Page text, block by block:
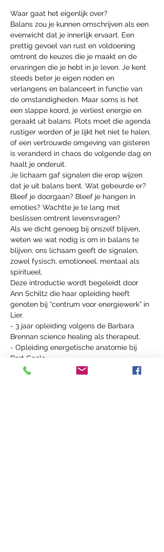
Waar gaat het eigenlijk over?
Balans zou je kunnen omschrijven als een
evenwicht dat je innerlijk ervaart. Een
prettig gevoel van rust en voldoening
omtrent de keuzes die je maakt en de
ervaringen die je hebt in je leven. Je kent
steeds beter je eigen noden en
verlangens en balanceert in functie van
de omstandigheden. Maar soms is het
een slappe koord, je verliest energie en
geraakt uit balans. Plots moet die agenda
rustiger worden of je lijkt het niet te halen,
of een vertrouwde omgeving van gisteren
is veranderd in chaos de volgende dag en
haalt je onderuit.
Je lichaam gaf signalen die erop wijzen
dat je uit balans bent. Wat gebeurde er?
Bleef je doorgaan? Bleef je hangen in
emoties? Wachtte je te lang met
beslissen omtrent levensvragen?
Als we dicht genoeg bij onszelf blijven,
weten we wat nodig is om in balans te
blijven, ons lichaam geeft de signalen,
zowel fysisch, emotioneel, mentaal als
spiritueel.
Deze introductie wordt begeleidt door
Ann Schiltz die haar opleiding heeft
genoten bij “centrum voor energiewerk” in
Lier.
- 3 jaar opleiding volgens de Barbara
Brennan science healing als therapeut.
- Opleiding energetische anatomie bij
Bert Cools.